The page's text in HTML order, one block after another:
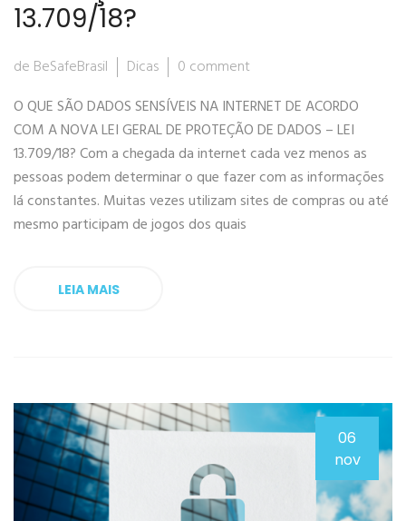
13.709/18?
de BeSafeBrasil Dicas
0 comment
O QUE SÃO DADOS SENSÍVEIS NA INTERNET DE ACORDO
COM A NOVA LEI GERAL DE PROTEÇÃO DE DADOS – LEI
13.709/18? Com a chegada da internet cada vez menos as
pessoas podem determinar o que fazer com as informações
lá constantes. Muitas vezes utilizam sites de compras ou até
mesmo participam de jogos dos quais
LEIA MAIS
06
nov